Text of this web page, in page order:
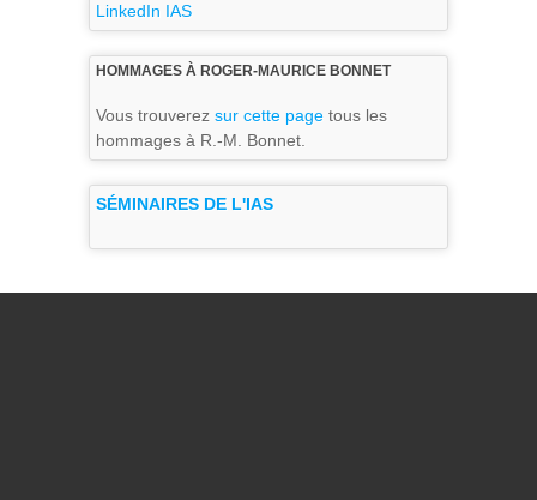
LinkedIn IAS
HOMMAGES À ROGER-MAURICE BONNET
Vous trouverez sur cette page tous les
hommages à R.-M. Bonnet.
SÉMINAIRES DE L'IAS